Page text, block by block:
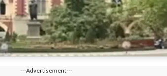
---Advertisement---